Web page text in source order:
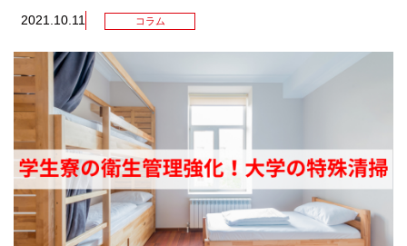
2021.10.11 コラム